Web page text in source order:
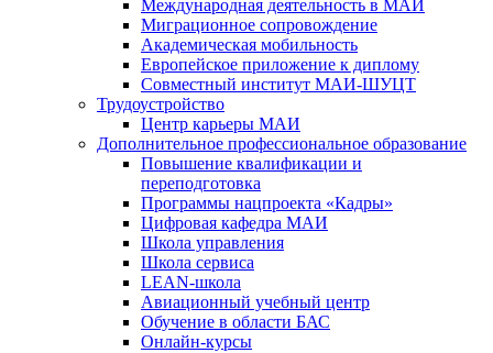
Международная деятельность в МАИ
Миграционное сопровождение
Академическая мобильность
Европейское приложение к диплому
Совместный институт МАИ-ШУЦТ
Трудоустройство
Центр карьеры МАИ
Дополнительное профессиональное образование
Повышение квалификации и
переподготовка
Программы нацпроекта «Кадры»
Цифровая кафедра МАИ
Школа управления
Школа сервиса
LEAN-школа
Авиационный учебный центр
Обучение в области БАС
Онлайн-курсы